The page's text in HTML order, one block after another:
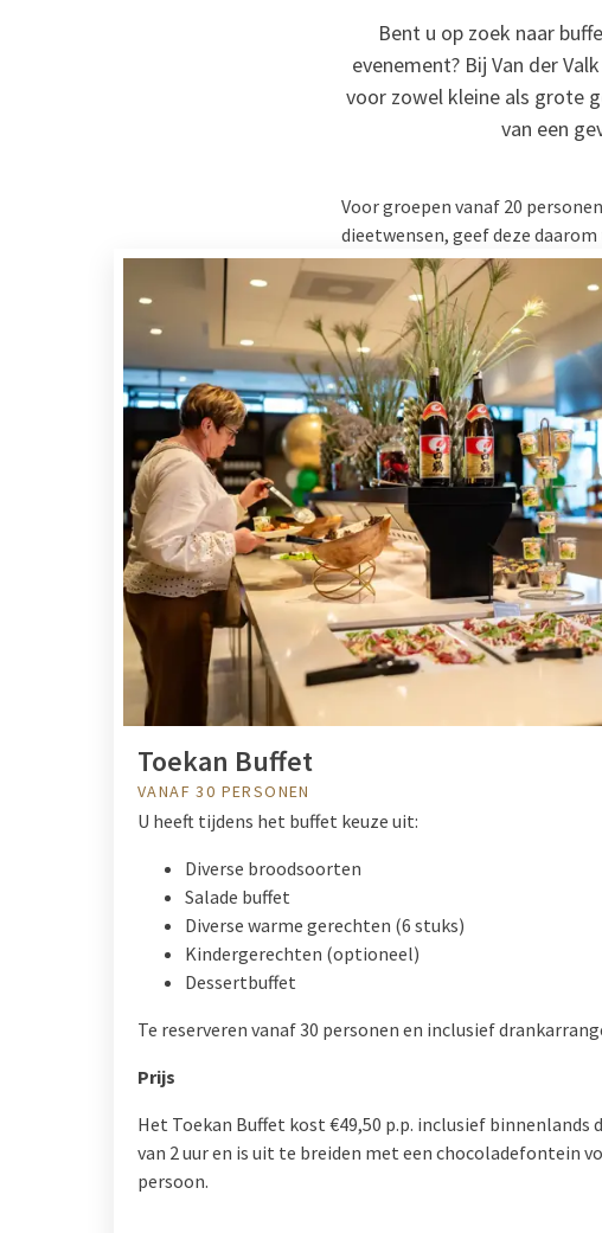
Bent u op zoek naar
evenement? Bij Van der
voor zowel kleine als grote
van een
Voor groepen vanaf 20
dieetwensen, geef deze
Toekan Buffet
VANAF 30 PERSONEN
U heeft tijdens het buffet keuze uit:
Diverse broodsoorten
Salade buffet
Diverse warme gerechten (6 stuks)
Kindergerechten (optioneel)
Dessertbuffet
Te reserveren vanaf 30 personen en inclusief
Prijs
Het Toekan Buffet kost €49,50 p.p. inclusief
van 2 uur en is uit te breiden met een chocoladefontein
persoon.